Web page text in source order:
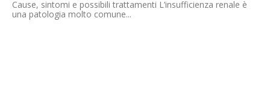
Cause, sintomi e possibili trattamenti L’insufficienza renale è
una patologia molto comune...